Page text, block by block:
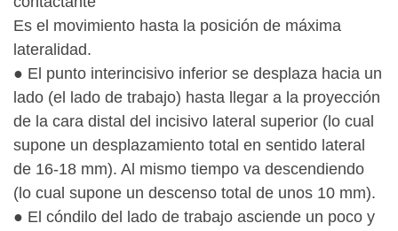
Es el movimiento hasta la posición de máxima
lateralidad.
● El punto interincisivo inferior se desplaza hacia un
lado (el lado de trabajo) hasta llegar a la proyección
de la cara distal del incisivo lateral superior (lo cual
supone un desplazamiento total en sentido lateral
de 16-18 mm). Al mismo tiempo va descendiendo
(lo cual supone un descenso total de unos 10 mm).
● El cóndilo del lado de trabajo asciende un poco y